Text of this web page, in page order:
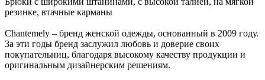
резинке, втачные карманы
Chantemely – бренд женской одежды, основанный в 2009 году.
За эти годы бренд заслужил любовь и доверие своих
покупательниц, благодаря высокому качеству продукции и
оригинальным дизайнерским решениям.